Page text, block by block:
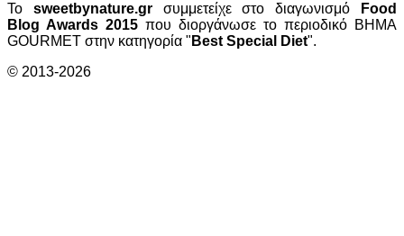
Το sweetbynature.grσυμμετείχε στο διαγωνισμό
Food
Blog Awards 2015 που διοργάνωσε το περιοδικό ΒΗΜΑ
GOURMET στην κατηγορία " Best Special Diet".
© 2013-2026